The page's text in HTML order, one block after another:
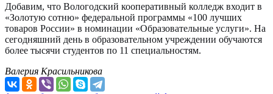
Добавим, что Вологодский кооперативный колледж входит в
«Золотую сотню» федеральной программы «100 лучших
товаров России» в номинации «Образовательные услуги». На
сегодняшний день в образовательном учреждении обучаются
более тысячи студентов по 11 специальностям.
Валерия Красильникова